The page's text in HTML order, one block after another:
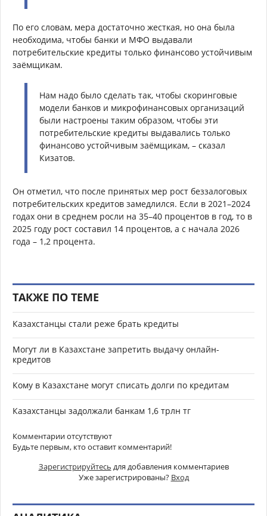
По его словам, мера достаточно жесткая, но она была
необходима, чтобы банки и МФО выдавали
потребительские кредиты только финансово устойчивым
заёмщикам.
Нам надо было сделать так, чтобы скоринговые
модели банков и микрофинансовых организаций
были настроены таким образом, чтобы эти
потребительские кредиты выдавались только
финансово устойчивым заёмщикам, – сказал
Кизатов.
Он отметил, что после принятых мер рост беззалоговых
потребительских кредитов замедлился. Если в 2021–2024
годах они в среднем росли на 35–40 процентов в год, то в
2025 году рост составил 14 процентов, а с начала 2026
года – 1,2 процента.
ТАКЖЕ ПО ТЕМЕ
Казахстанцы стали реже брать кредиты
Могут ли в Казахстане запретить выдачу онлайн-
кредитов
Кому в Казахстане могут списать долги по кредитам
Казахстанцы задолжали банкам 1,6 трлн тг
Комментарии отсутствуют
Будьте первым, кто оставит комментарий!
Зарегистрируйтесь для добавления комментариев
Уже зарегистрированы? Вход